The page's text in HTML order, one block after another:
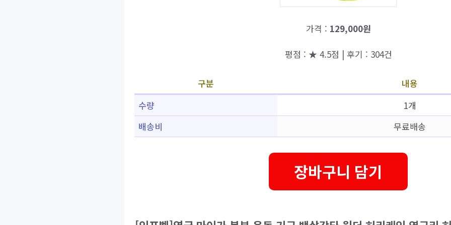
가격 : 129,000원
평점 : ★ 4.5점 | 후기 : 304건
구분
내용
수량
1개
배송비
무료배송
장바구니 담기